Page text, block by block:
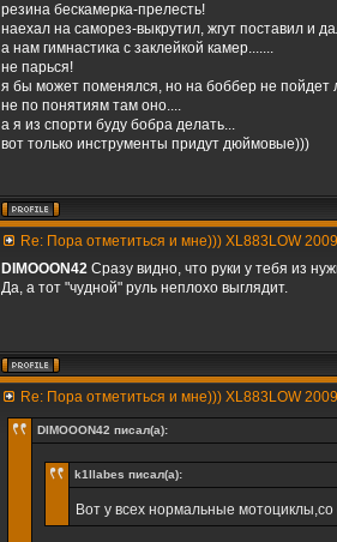
резина бескамерка-прелесть!
наехал на саморез-выкрутил, жгут поставил и
а нам гимнастика с заклейкой камер.......
не парься!
я бы может поменялся, но на боббер не пойдет
не по понятиям там оно....
а я из спорти буду бобра делать...
вот только инструменты придут дюймовые)))
Re: Пора отметиться и мне))) XL883LOW 2009
DIMOOON42 Cразу видно, что руки у тебя из
Да, а тот "чудной" руль неплохо выглядит.
Re: Пора отметиться и мне))) XL883LOW 2009
DIMOOON42 писал(а):
k1llabes писал(а):
Вот у всех нормальные